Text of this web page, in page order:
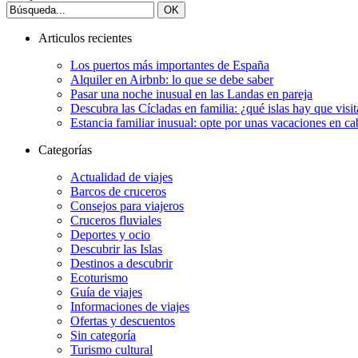
Articulos recientes
Los puertos más importantes de España
Alquiler en Airbnb: lo que se debe saber
Pasar una noche inusual en las Landas en pareja
Descubra las Cícladas en familia: ¿qué islas hay que
Estancia familiar inusual: opte por unas vacaciones en
Categorías
Actualidad de viajes
Barcos de cruceros
Consejos para viajeros
Cruceros fluviales
Deportes y ocio
Descubrir las Islas
Destinos a descubrir
Ecoturismo
Guía de viajes
Informaciones de viajes
Ofertas y descuentos
Sin categoría
Turismo cultural